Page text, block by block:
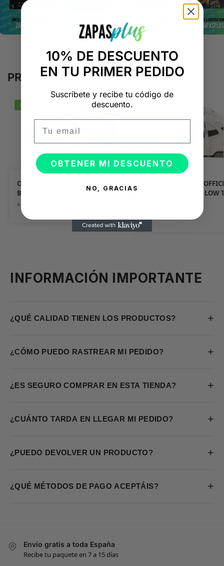
PRODUCTOS RELACIONADOS
-50%
OFF-WHITE OUT OF OFFICE WHITE
BLACK RÉPLICA
119,90
OFF-WHITE OUT OF
BLACK WHITE BLUE LOW
INFORMACIÓN IMPORTANTE
¿QUÉ CALIDAD TIENEN LOS PRODUCTOS? +
¿CÓMO PUEDO RASTREAR MI PEDIDO? +
¿ES SEGURO COMPRAR EN ESTA TIENDA? +
¿CUÁNTO TARDA EN LLEGAR MI PEDIDO? +
¿PUEDO DEVOLVER UN PRODUCTO? +
¿QUÉ MÉTODOS DE PAGO ACEPTÁIS? +
Envío gratis a toda España
Recibe tu paquete en 7 a 15 días
10% DE DESCUENTO
EN TU PRIMER PEDIDO
Suscríbete y recibe tu código de
descuento.
OBTENER MI DESCUENTO
NO, GRACIAS